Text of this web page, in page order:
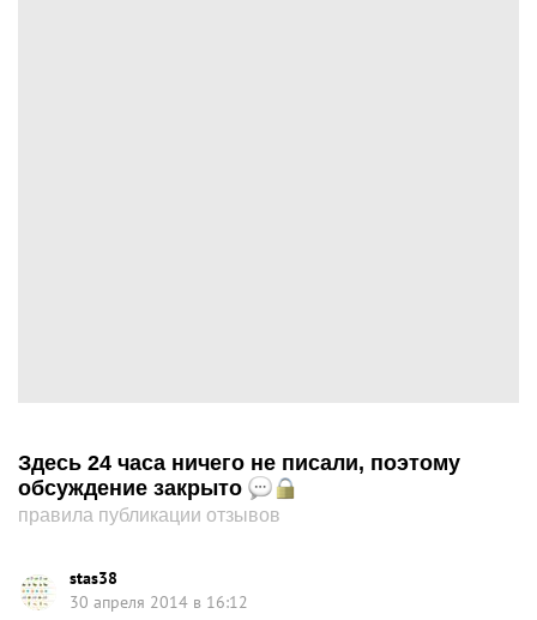
Здесь 24 часа ничего не писали, поэтому
обсуждение закрыто
правила публикации отзывов
stas38
30 апреля 2014 в 16:12